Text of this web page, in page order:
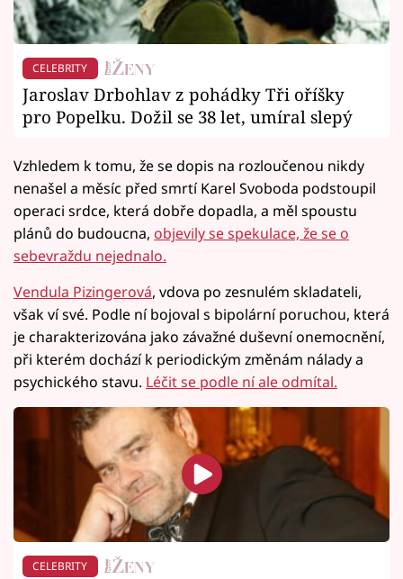
CELEBRITY
Jaroslav Drbohlav z pohádky Tři oříšky
pro Popelku. Dožil se 38 let, umíral slepý
Vzhledem k tomu, že se dopis na rozloučenou nikdy
nenašel a měsíc před smrtí Karel Svoboda podstoupil
operaci srdce, která dobře dopadla, a měl spoustu
plánů do budoucna, objevily se spekulace, že se o
sebevraždu nejednalo.
Vendula Pizingerová, vdova po zesnulém skladateli,
však ví své. Podle ní bojoval s bipolární poruchou, která
je charakterizována jako závažné duševní onemocnění,
při kterém dochází k periodickým změnám nálady a
psychického stavu. Léčit se podle ní ale odmítal.
CELEBRITY